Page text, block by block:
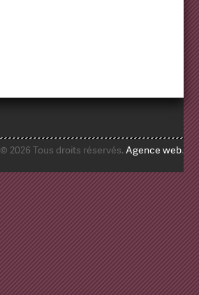
© 2026 Tous droits réservés. Agence web.